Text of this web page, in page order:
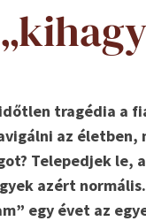
tragédia a
az
Telepedjek
azért
egy évet az